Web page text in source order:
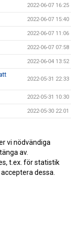
2022-06-07 16:25
2022-06-07 15:40
2022-06-07 11:06
2022-06-07 07:58
2022-06-04 13:52
2022-05-31 22:33
2022-05-31 10:30
2022-05-30 22:01
2022-05-29 08:16
2022-05-28 19:28
vi nödvändiga
av.
t.ex. för statistik
dessa.